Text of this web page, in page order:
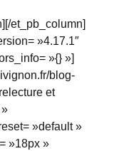
et_pb_column]
»4.17.1″
»{} »]
blog-
et
»default »
»18px »